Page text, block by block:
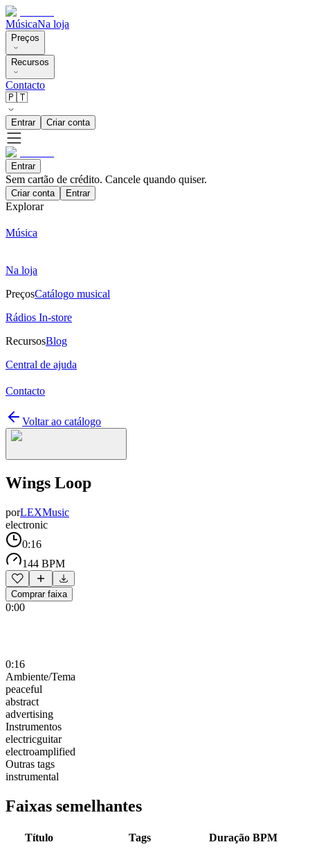
MúsicaNa loja
Preços
Recursos
Contacto
🇵🇹
Entrar Criar conta
Entrar
Sem cartão de crédito. Cancele quando quiser.
Criar conta Entrar
Explorar
Música
Na loja
PreçosCatálogo musical
Rádios In-store
RecursosBlog
Central de ajuda
Contacto
Voltar ao catálogo
Wings Loop
porLEXMusic
electronic
0:16
144 BPM
Comprar faixa
0:00
0:16
Ambiente/Tema
peaceful
abstract
advertising
Instrumentos
electricguitar
electroamplified
Outras tags
instrumental
Faixas semelhantes
Título Tags Duração BPM